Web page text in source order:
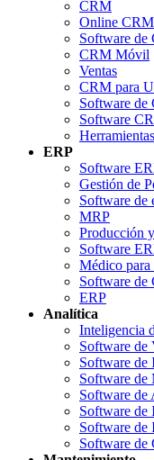
CRM
Online
Software de
CRM Móvil
Ventas
CRM para
Software de
Software
ERP
Software
Gestión de
Software de
MRP
Producción
Software
Médico
Software de
ERP
Analítica
Inteligencia
Software de
Software de
Software de
Software de
Software de
Software de
Software de